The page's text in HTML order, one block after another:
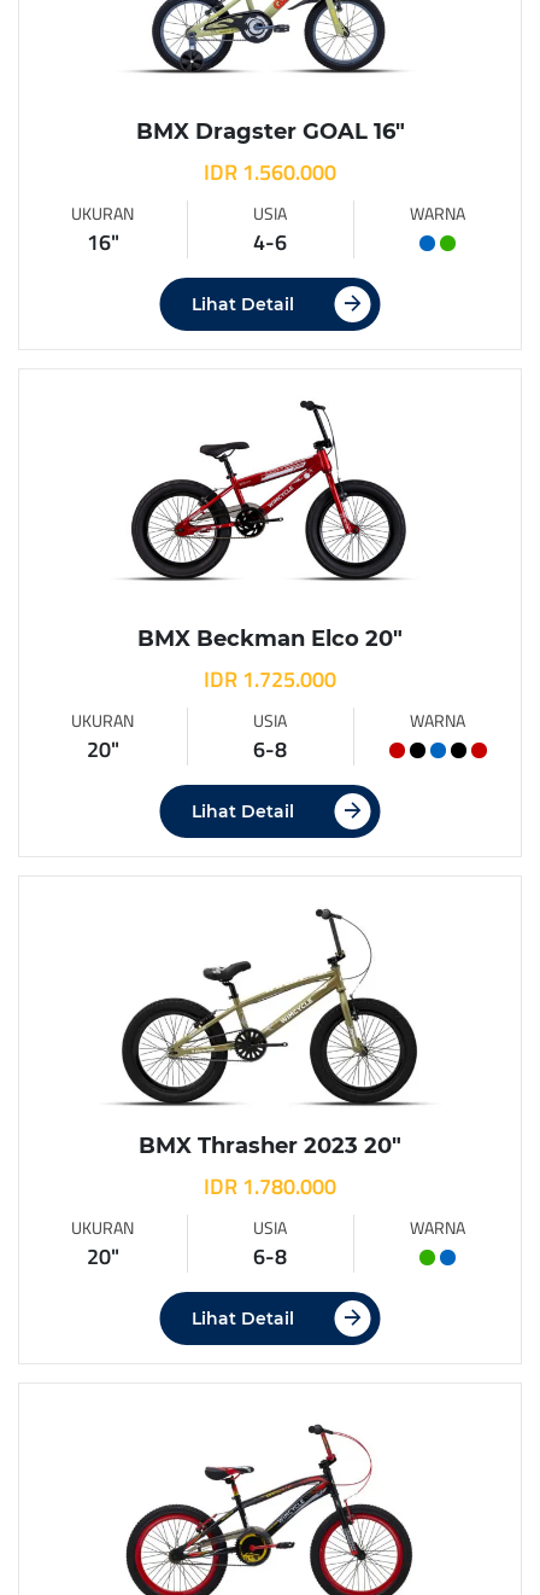
BMX Dragster GOAL 16″
IDR 1.560.000
UKURAN
16"
USIA
4-6
WARNA
Lihat Detail
BMX Beckman Elco 20″
IDR 1.725.000
UKURAN
20"
USIA
6-8
WARNA
Lihat Detail
BMX Thrasher 2023 20″
IDR 1.780.000
UKURAN
20"
USIA
6-8
WARNA
Lihat Detail